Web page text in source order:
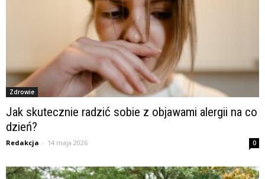
Zdrowie
Jak skutecznie radzić sobie z objawami alergii na co
dzień?
Redakcja - 14 maja 2026 0